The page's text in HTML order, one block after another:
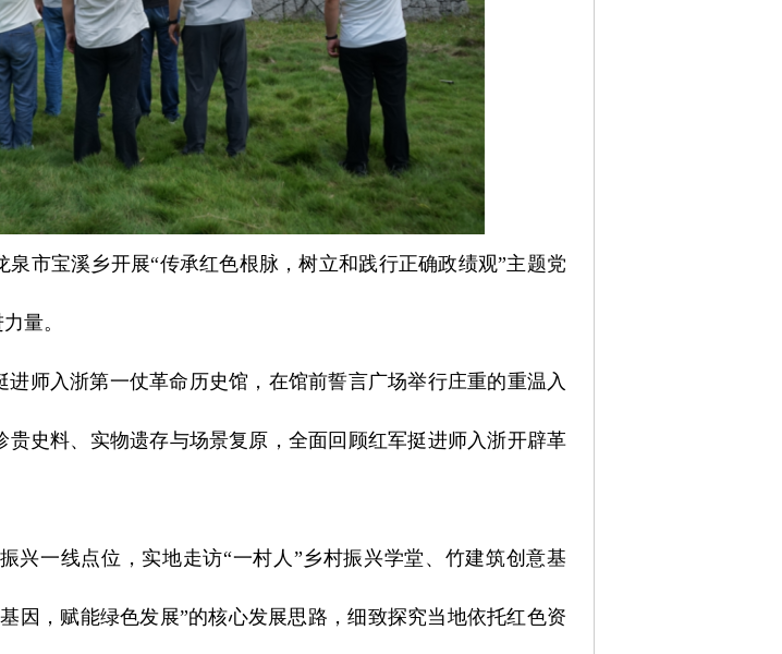
市宝溪乡开展“传承红色根脉，树立和践行正确政绩观”主题党
量。
师入浙第一仗革命历史馆，在馆前誓言广场举行庄重的重温入
史料、实物遗存与场景复原，全面回顾红军挺进师入浙开辟革
兴一线点位，实地走访“一村人”乡村振兴学堂、竹建筑创意基
因，赋能绿色发展”的核心发展思路，细致探究当地依托红色资